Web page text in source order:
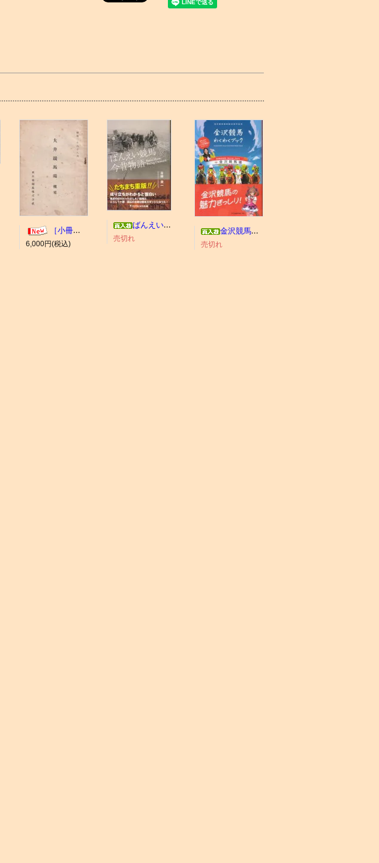
［小冊子］大井競馬場 概要
6,000円(税込)
ばんえい競馬今昔物語
売切れ
金沢競馬わくわくブック
売切れ